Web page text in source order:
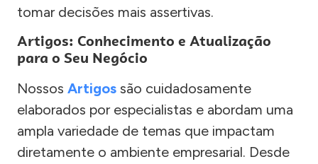
tomar decisões mais assertivas.
Artigos: Conhecimento e Atualização
para o Seu Negócio
Nossos Artigos são cuidadosamente
elaborados por especialistas e abordam uma
ampla variedade de temas que impactam
diretamente o ambiente empresarial. Desde